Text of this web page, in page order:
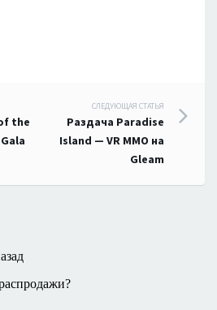
the
СЛЕДУЮЩАЯ СТАТЬЯ
Раздача Paradise
Island — VR MMO на
Gleam